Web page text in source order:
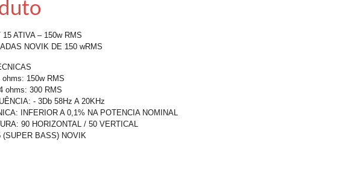
ATIVA – 150w RMS
NOVIK DE 150 wRMS
150w RMS
ohms: 300 RMS
- 3Db 58Hz A 20KHz
INFERIOR A 0,1% NA POTENCIA NOMINAL
90 HORIZONTAL / 50 VERTICAL
(SUPER BASS) NOVIK